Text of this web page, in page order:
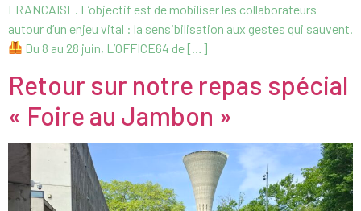
FRANCAISE. L’objectif est de mobiliser les collaborateurs
autour d’un enjeu vital : la sensibilisation aux gestes qui sauvent.
Du 8 au 28 juin, L’OFFICE64 de […]
Retour sur notre repas spécial
« Foire au Jambon »